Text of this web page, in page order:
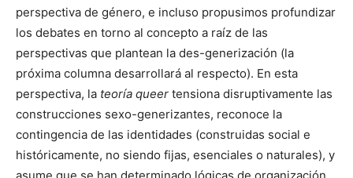
perspectiva de género, e incluso propusimos profundizar
los debates en torno al concepto a raíz de las
perspectivas que plantean la des-generización (la
próxima columna desarrollará al respecto). En esta
perspectiva, la teoría queer tensiona disruptivamente las
construcciones sexo-generizantes, reconoce la
contingencia de las identidades (construidas social e
históricamente, no siendo fijas, esenciales o naturales), y